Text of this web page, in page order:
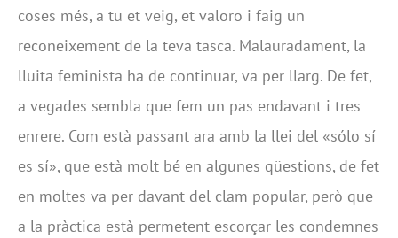
coses més, a tu et veig, et valoro i faig un
reconeixement de la teva tasca. Malauradament, la
lluita feminista ha de continuar, va per llarg. De fet,
a vegades sembla que fem un pas endavant i tres
enrere. Com està passant ara amb la llei del «sólo sí
es sí», que està molt bé en algunes qüestions, de fet
en moltes va per davant del clam popular, però que
a la pràctica està permetent escorçar les condemnes